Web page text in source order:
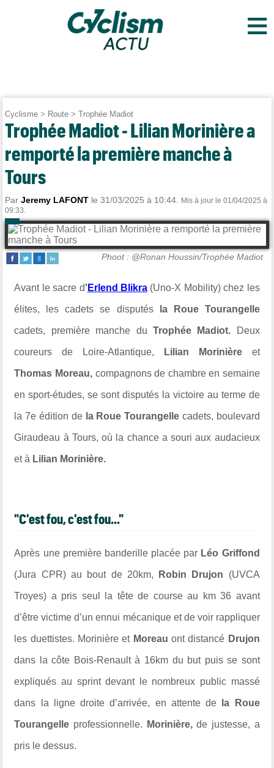
≡
Cyclisme > Route >Trophée Madiot
Trophée Madiot - Lilian Morinière a
remporté la première manche à
Tours
ParJeremy LAFONT le 31/03/2025 à 10:44.
Mis à jour le 01/04/2025 à
09:33.
Phoot : @Ronan Houssin/Trophée Madiot
Avant le sacre d' Erlend Blikra (Uno-X Mobility) chez les
élites, les cadets se disputésla Roue Tourangelle
cadets, première manche du Trophée Madiot. Deux
coureurs de Loire-Atlantique, Lilian Morinière et
Thomas Moreau, compagnons de chambre en semaine
en sport-études, se sont disputés la victoire au terme de
la 7e édition dela Roue Tourangelle cadets, boulevard
Giraudeau à Tours, où la chance a souri aux audacieux
et à Lilian Morinière.
"C'est fou, c'est fou..."
Après une première banderille placée par Léo Griffond
(Jura CPR) au bout de 20km, Robin Drujon (UVCA
Troyes) a pris seul la tête de course au km 36 avant
d’être victime d’un ennui mécanique et de voir rappliquer
les duettistes. Morinière etMoreau ont distancé Drujon
dans la côte Bois-Renault à 16km du but puis se sont
expliqués au sprint devant le nombreux public massé
dans la ligne droite d’arrivée, en attente de la Roue
Tourangelle professionnelle. Morinière,de justesse, a
pris le dessus.